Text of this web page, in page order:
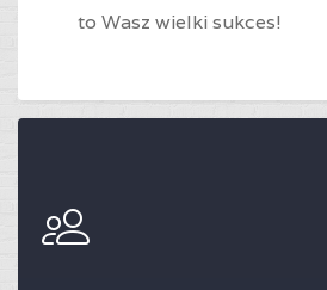
to Wasz wielki sukces!